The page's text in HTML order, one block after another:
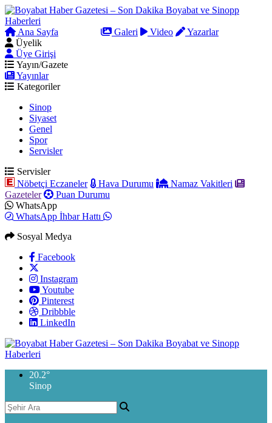
Ana Sayfa Galeri Video
Yazarlar
Üyelik
Üye Girişi
Yayın/Gazete
Yayınlar
Kategoriler
Sinop
Siyaset
Genel
Spor
Servisler
Servisler
Nöbetçi Eczaneler
Hava Durumu
Namaz Vakitleri
Gazeteler
Puan Durumu
WhatsApp
WhatsApp İhbar Hattı
Sosyal Medya
Facebook
Instagram
Youtube
Pinterest
Dribbble
LinkedIn
20.2°
Sinop